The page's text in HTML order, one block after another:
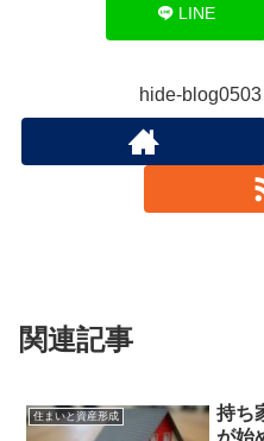
LINE
hide-
関連記事
住まいと資産形成
持ち
が始